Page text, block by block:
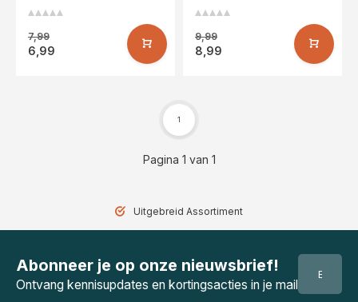
7,99
6,99
9,99
8,99
Pagina 1 van 1
1
Abonneer je op onze nieuwsbrief!
Ontvang kennisupdates en kortingsacties in je mail